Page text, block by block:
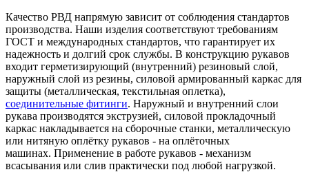
Качество РВД напрямую зависит от соблюдения стандартов
производства. Наши изделия соответствуют требованиям
ГОСТ и международных стандартов, что гарантирует их
надежность и долгий срок службы. В конструкцию рукавов
входит герметизирующий (внутренний) резиновый слой,
наружный слой из резины, силовой армированный каркас для
защиты (металлическая, текстильная оплетка),
соединительные фитинги. Наружный и внутренний слои
рукава производятся экструзией, силовой прокладочный
каркас накладывается на сборочные станки, металлическую
или нитяную оплётку рукавов - на оплёточных
машинах. Применение в работе рукавов - механизм
всасывания или слив практически под любой нагрузкой.